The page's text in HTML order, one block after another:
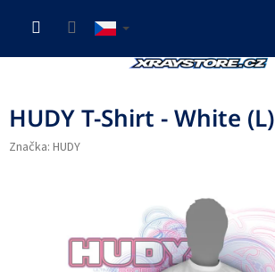
HUDY T-Shirt - White (L)
Značka: HUDY